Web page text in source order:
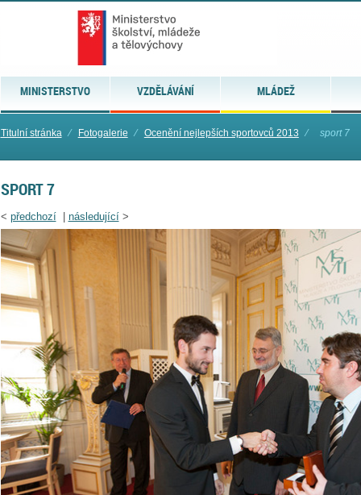
MINISTERSTVO VZDĚLÁVÁNÍ MLÁDEŽ
Titulní stránka ⁄ Fotogalerie ⁄ Ocenění nejlepších sportovců 2013 ⁄ sport 7
SPORT 7
< předchozí| následující>